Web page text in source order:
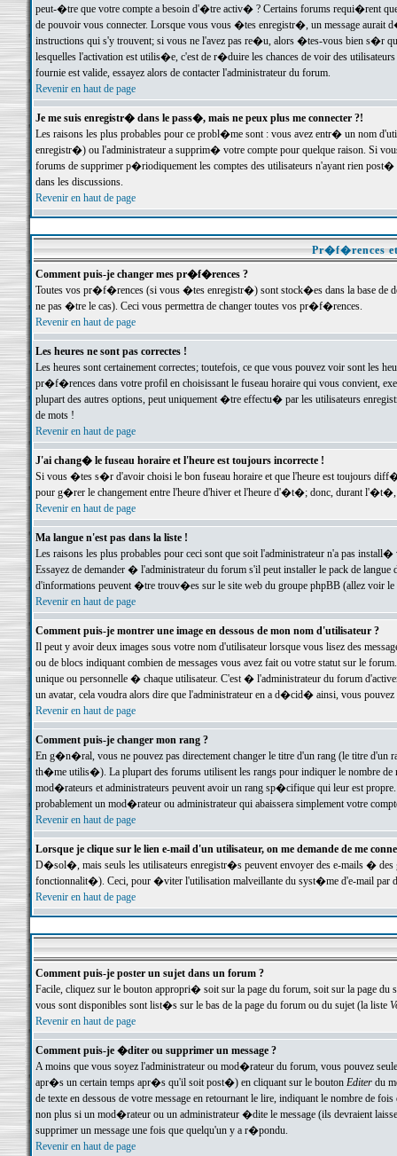
peut-�tre que votre compte a besoin d'�tre activ� ? Certains forums requi�rent
de pouvoir vous connecter. Lorsque vous vous �tes enregistr�, un message aurait
instructions qui s'y trouvent; si vous ne l'avez pas re�u, alors �tes-vous bien s�r
lesquelles l'activation est utilis�e, c'est de r�duire les chances de voir des
fournie est valide, essayez alors de contacter l'administrateur du forum.
Revenir en haut de page
Je me suis enregistr� dans le pass�, mais ne peux plus me connecter ?!
Les raisons les plus probables pour ce probl�me sont : vous avez entr� un nom
enregistr�) ou l'administrateur a supprim� votre compte pour quelque raison. Si
forums de supprimer p�riodiquement les comptes des utilisateurs n'ayant rien
dans les discussions.
Revenir en haut de page
Pr�f�rences
Comment puis-je changer mes pr�f�rences ?
Toutes vos pr�f�rences (si vous �tes enregistr�) sont stock�es dans la base de
ne pas �tre le cas). Ceci vous permettra de changer toutes vos pr�f�rences.
Revenir en haut de page
Les heures ne sont pas correctes !
Les heures sont certainement correctes; toutefois, ce que vous pouvez voir sont
pr�f�rences dans votre profil en choisissant le fuseau horaire qui vous convient,
plupart des autres options, peut uniquement �tre effectu� par les utilisateurs
de mots !
Revenir en haut de page
J'ai chang� le fuseau horaire et l'heure est toujours incorrecte !
Si vous �tes s�r d'avoir choisi le bon fuseau horaire et que l'heure est toujours
pour g�rer le changement entre l'heure d'hiver et l'heure d'�t�; donc, durant
Revenir en haut de page
Ma langue n'est pas dans la liste !
Les raisons les plus probables pour ceci sont que soit l'administrateur n'a pas
Essayez de demander � l'administrateur du forum s'il peut installer le pack de
d'informations peuvent �tre trouv�es sur le site web du groupe phpBB (allez voir le
Revenir en haut de page
Comment puis-je montrer une image en dessous de mon nom d'utilisateur ?
Il peut y avoir deux images sous votre nom d'utilisateur lorsque vous lisez des
ou de blocs indiquant combien de messages vous avez fait ou votre statut sur le
unique ou personnelle � chaque utilisateur. C'est � l'administrateur du forum
un avatar, cela voudra alors dire que l'administrateur en a d�cid� ainsi, vous
Revenir en haut de page
Comment puis-je changer mon rang ?
En g�n�ral, vous ne pouvez pas directement changer le titre d'un rang (le titre d'un
th�me utilis�). La plupart des forums utilisent les rangs pour indiquer le nombre de
mod�rateurs et administrateurs peuvent avoir un rang sp�cifique qui leur est
probablement un mod�rateur ou administrateur qui abaissera simplement votre
Revenir en haut de page
Lorsque je clique sur le lien e-mail d'un utilisateur, on me demande de me
D�sol�, mais seuls les utilisateurs enregistr�s peuvent envoyer des e-mails �
fonctionnalit�). Ceci, pour �viter l'utilisation malveillante du syst�me d'e-mail par
Revenir en haut de page
Comment puis-je poster un sujet dans un forum ?
Facile, cliquez sur le bouton appropri� soit sur la page du forum, soit sur la page du
vous sont disponibles sont list�s sur le bas de la page du forum ou du sujet (la liste
Revenir en haut de page
Comment puis-je �diter ou supprimer un message ?
A moins que vous soyez l'administrateur ou mod�rateur du forum, vous pouvez
apr�s un certain temps apr�s qu'il soit post�) en cliquant sur le bouton Editerdu
de texte en dessous de votre message en retournant le lire, indiquant le nombre
non plus si un mod�rateur ou un administrateur �dite le message (ils devraient
supprimer un message une fois que quelqu'un y a r�pondu.
Revenir en haut de page